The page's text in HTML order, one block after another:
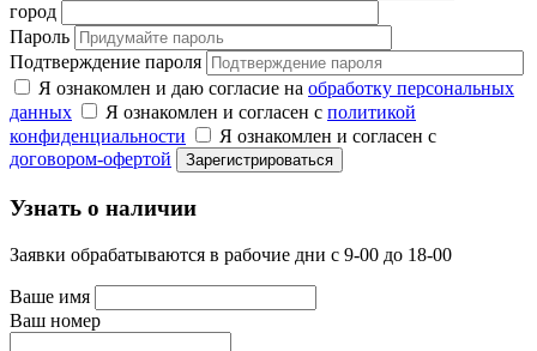
город
Пароль
Подтверждение пароля
Я ознакомлен и даю согласие на обработку персональных
данных
Я ознакомлен и согласен с политикой
конфиденциальности
Я ознакомлен и согласен с
договором-офертой
Узнать о наличии
Заявки обрабатываются в рабочие дни с 9-00 до 18-00
Ваше имя
Ваш номер